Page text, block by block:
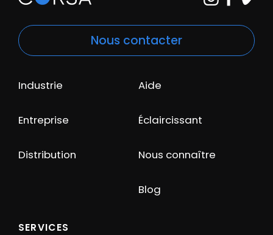
Nous contacter
Industrie
Entreprise
Distribution
Aide
Éclaircissant
Nous connaître
Blog
SERVICES